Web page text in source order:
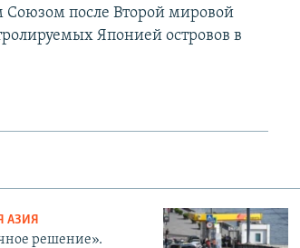
Союзом после Второй мировой
Японией островов в
АЗИЯ
решение».